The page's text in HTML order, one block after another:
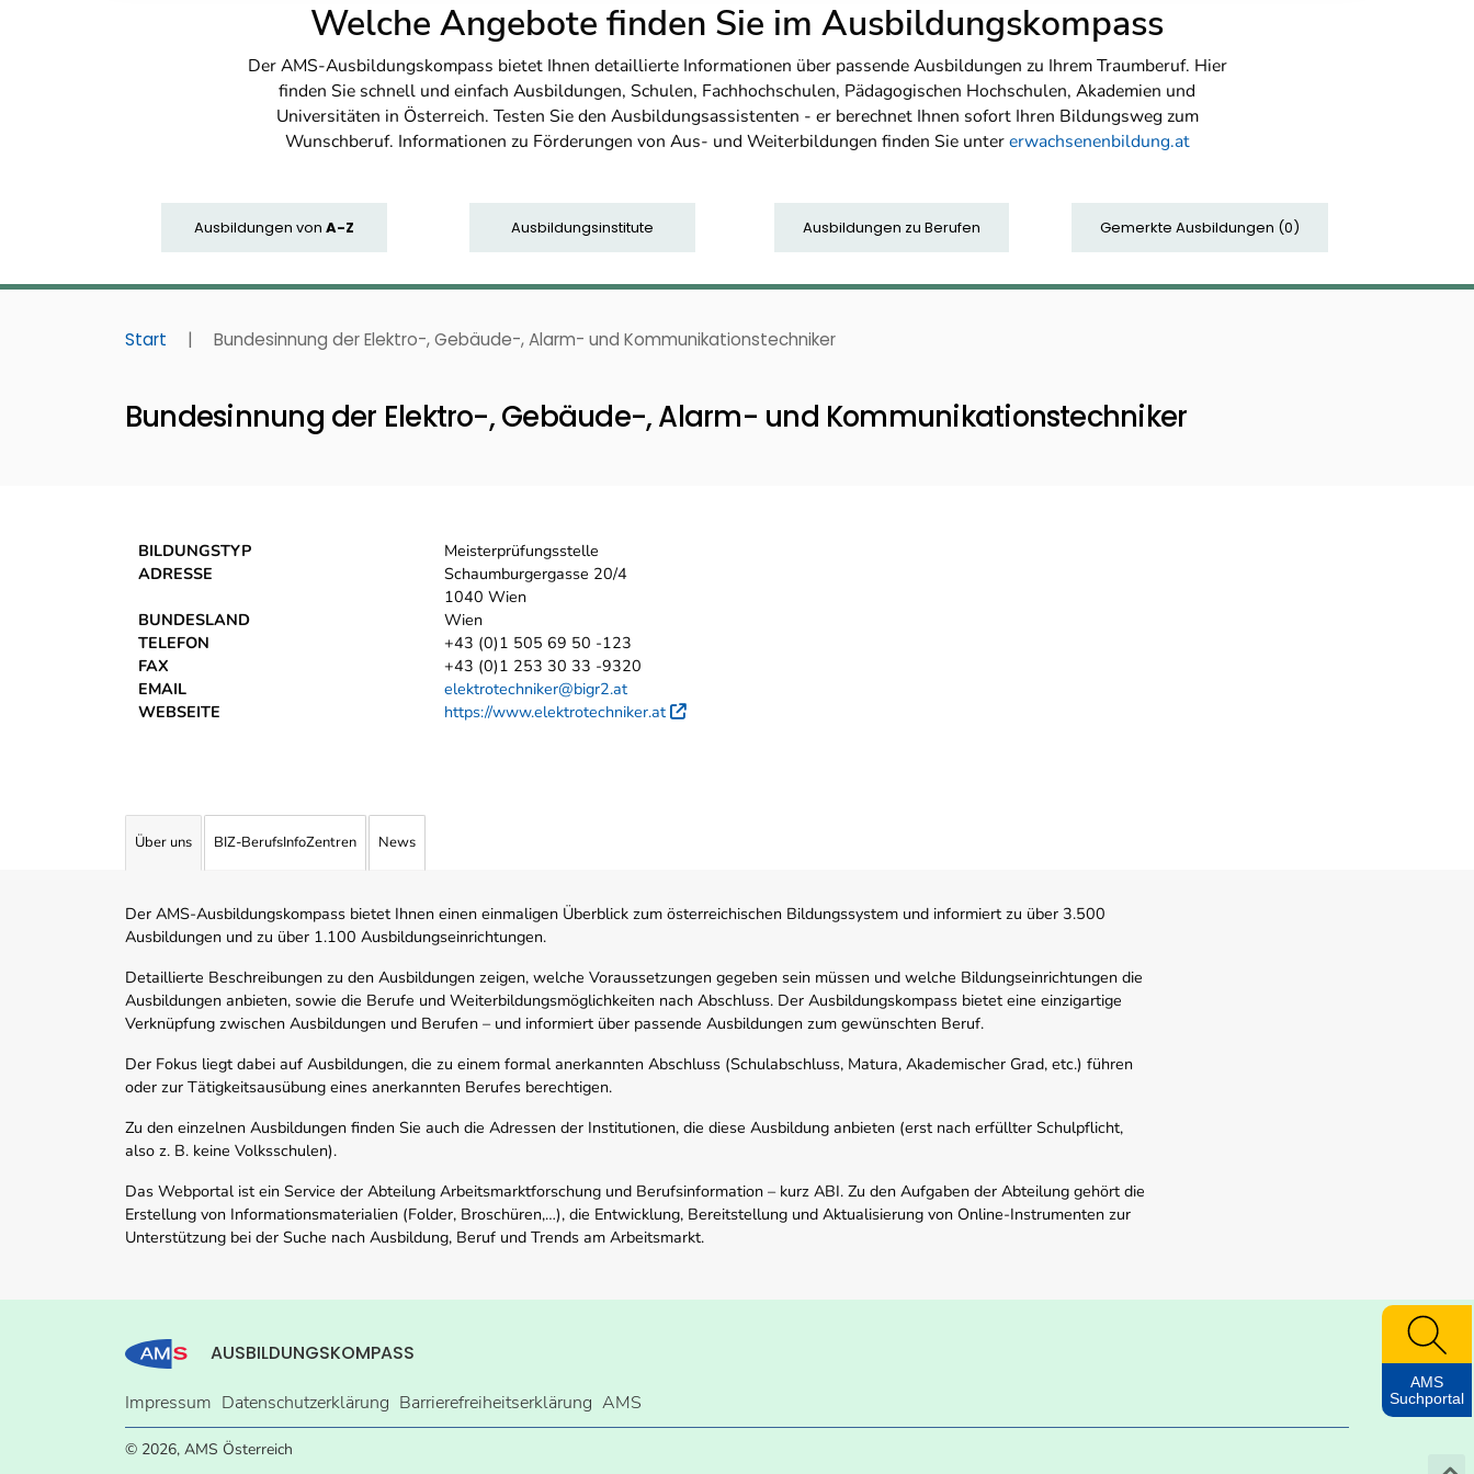
Welche Angebote finden Sie im Ausbildungskompass
Der AMS-Ausbildungskompass bietet Ihnen detaillierte Informationen über passende Ausbildungen zu Ihrem Traumberuf. Hier
finden Sie schnell und einfach Ausbildungen, Schulen, Fachhochschulen, Pädagogischen Hochschulen, Akademien und
Universitäten in Österreich. Testen Sie den Ausbildungsassistenten - er berechnet Ihnen sofort Ihren Bildungsweg zum
Wunschberuf. Informationen zu Förderungen von Aus- und Weiterbildungen finden Sie untererwachsenenbildung.at
Ausbildungen von A-Z Ausbildungsinstitute Ausbildungen zu Berufen Gemerkte Ausbildungen (0)
Start | Bundesinnung der Elektro-, Gebäude-, Alarm- und Kommunikationstechniker
Bundesinnung der Elektro-, Gebäude-, Alarm- und Kommunikationstechniker
BILDUNGSTYP
Meisterprüfungsstelle
ADRESSE
Schaumburgergasse 20/4
1040 Wien
BUNDESLAND
Wien
TELEFON
+43 (0)1 505 69 50 -123
FAX
+43 (0)1 253 30 33 -9320
EMAIL
elektrotechniker@bigr2.at
WEBSEITE
https://www.elektrotechniker.at Externer Link
Über uns BIZ-BerufsInfoZentren News
Der AMS-Ausbildungskompass bietet Ihnen einen einmaligen Überblick zum österreichischen Bildungssystem und informiert zu über 3.500
Ausbildungen und zu über 1.100 Ausbildungseinrichtungen.
Detaillierte Beschreibungen zu den Ausbildungen zeigen, welche Voraussetzungen gegeben sein müssen und welche Bildungseinrichtungen die
Ausbildungen anbieten, sowie die Berufe und Weiterbildungsmöglichkeiten nach Abschluss. Der Ausbildungskompass bietet eine einzigartige
Verknüpfung zwischen Ausbildungen und Berufen – und informiert über passende Ausbildungen zum gewünschten Beruf.
Der Fokus liegt dabei auf Ausbildungen, die zu einem formal anerkannten Abschluss (Schulabschluss, Matura, Akademischer Grad, etc.) führen
oder zur Tätigkeitsausübung eines anerkannten Berufes berechtigen.
Zu den einzelnen Ausbildungen finden Sie auch die Adressen der Institutionen, die diese Ausbildung anbieten (erst nach erfüllter Schulpflicht,
also z. B. keine Volksschulen).
Das Webportal ist ein Service der Abteilung Arbeitsmarktforschung und Berufsinformation – kurz ABI. Zu den Aufgaben der Abteilung gehört die
Erstellung von Informationsmaterialien (Folder, Broschüren,…), die Entwicklung, Bereitstellung und Aktualisierung von Online-Instrumenten zur
Unterstützung bei der Suche nach Ausbildung, Beruf und Trends am Arbeitsmarkt.
AUSBILDUNGSKOMPASS
Impressum Datenschutzerklärung Barrierefreiheitserklärung AMS
© 2026, AMS Österreich
AMS
Suchportal